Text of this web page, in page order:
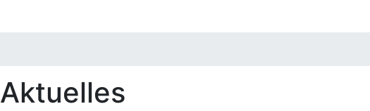
Aktuelles